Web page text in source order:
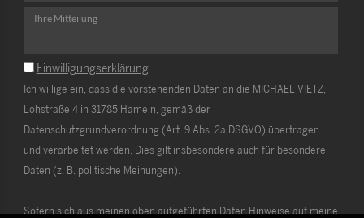
Einwilligungserklärung
Ich willige ein, dass die vorstehenden Daten an die MICHAEL VIETZ,
Lohstraße 4 in 31785 Hameln, gemäß der
Datenschutzgrundverordnung (Art. 9 Abs. 2a DSGVO) übertragen
und verarbeitet werden. Dies gilt insbesondere auch für besondere
Daten (z. B. politische Meinungen).
Sofern sich aus meinen oben aufgeführten Daten Hinweise auf meine